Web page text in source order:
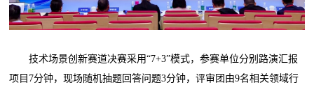
技术场景创新赛道决赛采用“7+3”模式，参赛单位分别路演汇报
项目7分钟，现场随机抽题回答问题3分钟，评审团由9名相关领域行